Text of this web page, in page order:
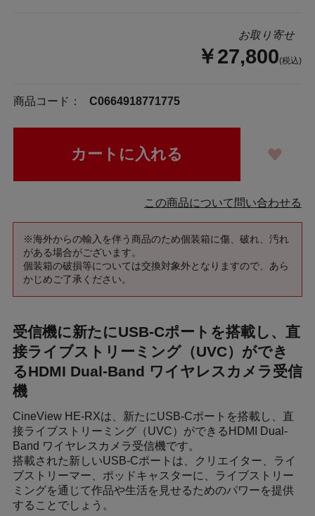
お取り寄せ
￥27,800(税込)
商品コード： C0664918771775
この商品について問い合わせる
※海外からの輸入を伴う商品のため個装箱に傷、破れ、汚れ
がある場合がございます。
個装箱の破損等については交換対象外となりますので、あら
かじめご了承ください。
受信機に新たにUSB-Cポートを搭載し、直
接ライブストリーミング（UVC）ができ
るHDMI Dual-Band ワイヤレスカメラ受信
機
CineView HE-RXは、新たにUSB-Cポートを搭載し、直
接ライブストリーミング（UVC）ができるHDMI Dual-
Band ワイヤレスカメラ受信機です。
搭載された新しいUSB-Cポートは、クリエイター、ライ
ブストリーマー、ポッドキャスターに、ライブストリー
ミングを通じて作品や生活を見せるためのパワーを提供
することでしょう。